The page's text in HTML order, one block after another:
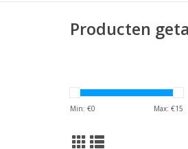
Producten
Min: €0 Max: €15